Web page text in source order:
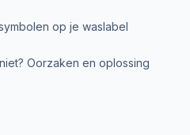
op je waslabel
Oorzaken en oplossing